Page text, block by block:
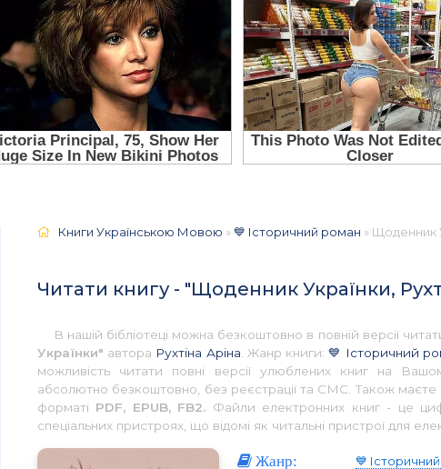
Книги Українською Мовою »💙 Історичний роман » Щоденник
Читати книгу - "Щоденник Українки,
В нашій бібліотеці можна безкоштовно в повній версії
Українки" автора Рухтіна Аріна . Жанр книги:💙 Історичний
можливість читати повні версії улюблених книг на
абсолютно безкоштовно, без реєстрації та СМС. Також маєте
форматі PDF, EPUB, FB2. Файли електронних книг - це
спеціальних пристроях, що відомі як читальні пристрої для
Жанр: 💙